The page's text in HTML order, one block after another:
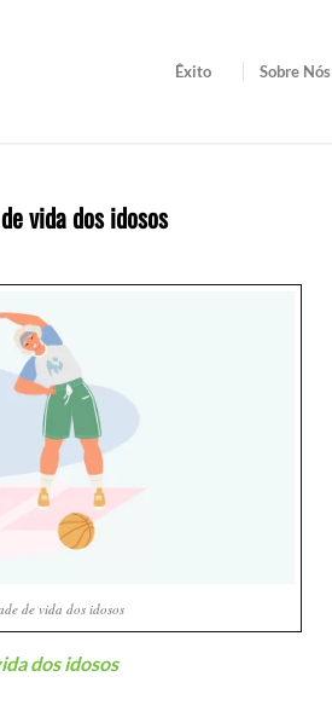
Êxito Sobre Nós
vida dos idosos
de vida dos idosos
dos idosos